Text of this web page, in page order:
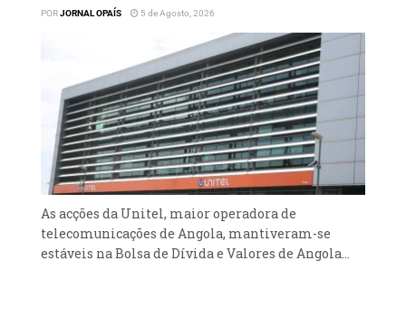
PORJORNAL OPAÍS 5 de Agosto, 2026
As acções da Unitel, maior operadora de
telecomunicações de Angola, mantiveram-se
estáveis na Bolsa de Dívida e Valores de Angola...